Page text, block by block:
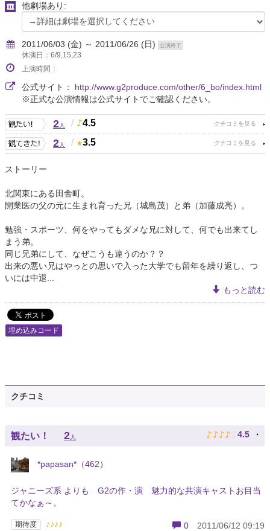
他劇場あり:
2011/06/03 (金) ～ 2011/06/26 (日) 公演終了
休演日：6/9,15,23
上演時間：
公式サイト： http://www.g2produce.com/other/6_bo/index.html
※正式な公演情報は公式サイトでご確認ください。
2人 / 4.5
2人 / 3.5
ストーリー
北関東にある田舎町。
開業医の父の元に生まれ育った兄（城島茂）と弟（加藤成亮）。
勉強・スポーツ、何をやってもダメな兄に対して、何でも出来てし
まう弟。
同じ兄弟にして、なぜこうも違うのか？？
出来の悪い兄はやっとの思いで入った大学でも留年を繰り返し、つ
いには中退...
もっと読む
埋め込みコード
クチコミ
観たい！ 2人 ♪ ♪ ♪ ♪ ♪ 4.5
*papasan*（462）
ジャニーズ系 よりも G2の作・演 魅力的な共演キャストお目当
てかなぁ～。
期待度 ♪♪♪♪ 0 2011/06/12 09:19